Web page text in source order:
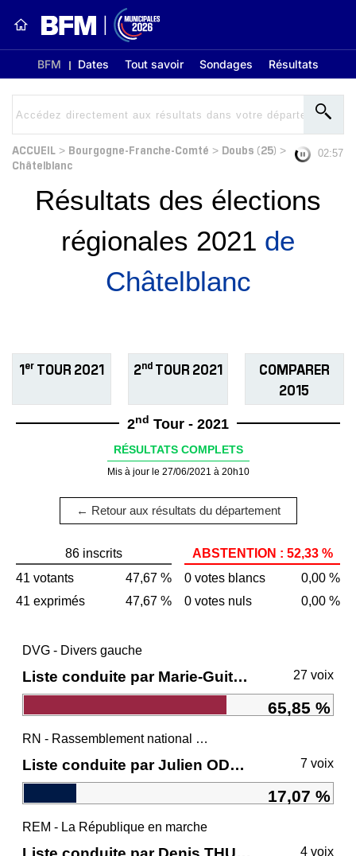
BFM Dates Tout savoir Sondages Résultats
ACCUEIL > Bourgogne-Franche-Comté > Doubs (25) >
Châtelblanc
02:56
Résultats des élections
régionales 2021 de
Châtelblanc
1er TOUR 2021 2ndTOUR 2021
COMPARER
2015
2nd Tour - 2021
RÉSULTATS COMPLETS
Mis à jour le 27/06/2021 à 20h10
← Retour aux résultats du département
86 inscrits
41 votants
47,67 %
41 exprimés
47,67 %
ABSTENTION : 52,33 %
0 votes blancs
0,00 %
0 votes nuls
0,00 %
DVG - Divers gauche
Liste conduite par Marie-Guite DUFAY 27 voix
65,85 %
RN - Rassemblement national et ses alliés
Liste conduite par Julien ODOUL 7 voix
17,07 %
REM - La République en marche
4 voix